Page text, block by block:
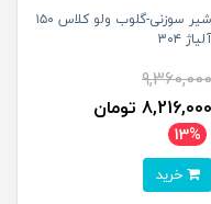
شیر سوزنی-گلوب ولو کلاس ۱۵۰
آلیاژ 3۰۴
9,360,000
8,216,000 تومان
13%